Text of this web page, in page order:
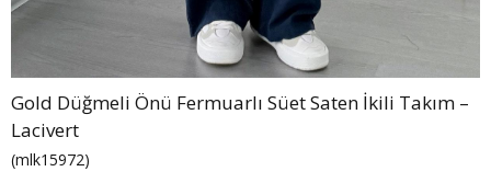
Gold Düğmeli Önü Fermuarlı Süet Saten İkili Takım –
Lacivert
(mlk15972)